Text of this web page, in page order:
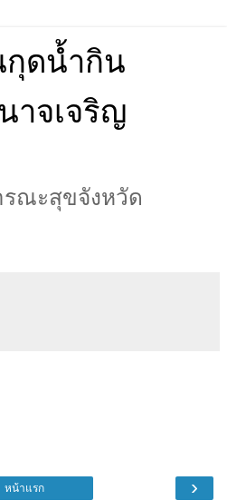
กุดน้ำกิน
าจเจริญ
ณะสุขจังหวัด
›
หน้าแรก